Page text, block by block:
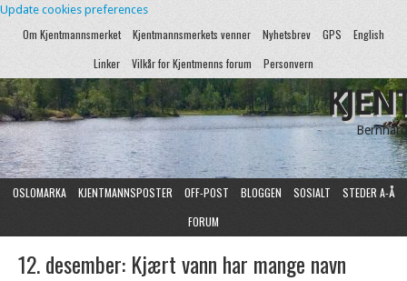
Update cookies preferences
Om Kjentmannsmerket Kjentmannsmerkets venner Nyhetsbrev GPS
English
Linker
Vilkår for Kjentmenns forum Personvern
OSLOMARKA KJENTMANNSPOSTER OFF-POST BLOGGEN SOSIALT
STEDER A-Å
FORUM
12. desember: Kjært vann har mange navn